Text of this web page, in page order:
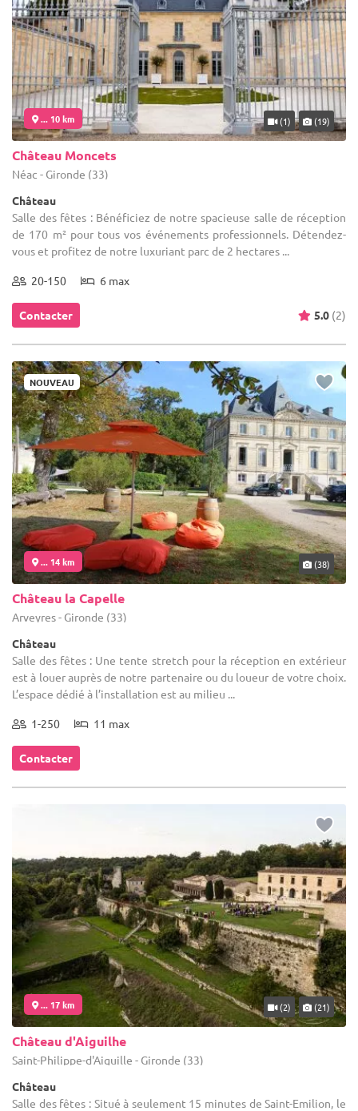
... 10 km (1) (19)
Château Moncets
Néac - Gironde (33)
Château
Salle des fêtes : Bénéficiez de notre spacieuse salle de réception
de 170 m² pour tous vos événements professionnels. Détendez-
vous et profitez de notre luxuriant parc de 2 hectares ...
20-150 6 max
Contacter 5.0 (2)
NOUVEAU
... 14 km (38)
Château la Capelle
Arveyres - Gironde (33)
Château
Salle des fêtes : Une tente stretch pour la réception en extérieur
est à louer auprès de notre partenaire ou du loueur de votre choix.
L’espace dédié à l’installation est au milieu ...
1-250 11 max
Contacter
... 17 km (2) (21)
Château d'Aiguilhe
Saint-Philippe-d'Aiguille - Gironde (33)
Château
Salle des fêtes : Situé à seulement 15 minutes de Saint-Emilion, le